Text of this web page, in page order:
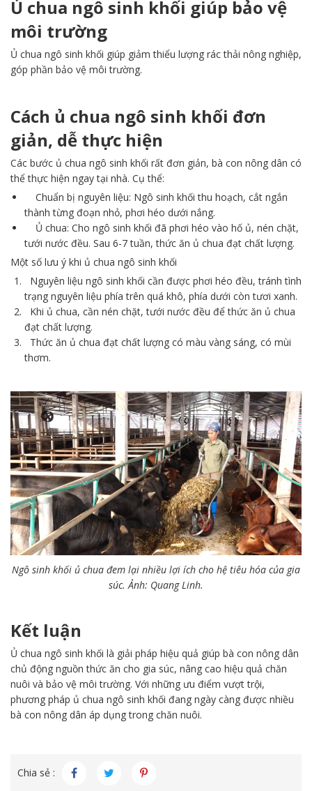
Ủ chua ngô sinh khối giúp bảo vệ
môi trường
Ủ chua ngô sinh khối giúp giảm thiểu lượng rác thải nông nghiệp,
góp phần bảo vệ môi trường.
Cách ủ chua ngô sinh khối đơn
giản, dễ thực hiện
Các bước ủ chua ngô sinh khối rất đơn giản, bà con nông dân có
thể thực hiện ngay tại nhà. Cụ thể:
Chuẩn bị nguyên liệu: Ngô sinh khối thu hoạch, cắt ngắn
thành từng đoạn nhỏ, phơi héo dưới nắng.
Ủ chua: Cho ngô sinh khối đã phơi héo vào hố ủ, nén chặt,
tưới nước đều. Sau 6-7 tuần, thức ăn ủ chua đạt chất lượng.
Một số lưu ý khi ủ chua ngô sinh khối
Nguyên liệu ngô sinh khối cần được phơi héo đều, tránh tình
trạng nguyên liệu phía trên quá khô, phía dưới còn tươi xanh.
Khi ủ chua, cần nén chặt, tưới nước đều để thức ăn ủ chua
đạt chất lượng.
Thức ăn ủ chua đạt chất lượng có màu vàng sáng, có mùi
thơm.
Ngô sinh khối ủ chua đem lại nhiều lợi ích cho hệ tiêu hóa của gia
súc. Ảnh: Quang Linh.
Kết luận
Ủ chua ngô sinh khối là giải pháp hiệu quả giúp bà con nông dân
chủ động nguồn thức ăn cho gia súc, nâng cao hiệu quả chăn
nuôi và bảo vệ môi trường. Với những ưu điểm vượt trội,
phương pháp ủ chua ngô sinh khối đang ngày càng được nhiều
bà con nông dân áp dụng trong chăn nuôi.
Chia sẻ :